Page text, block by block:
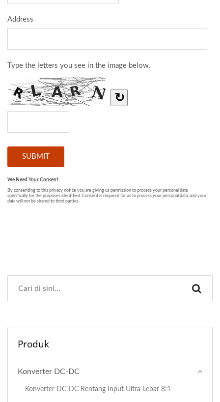
Produk
Konverter DC-DC
Konverter DC-DC Rentang Input Ultra-Lebar 8:1